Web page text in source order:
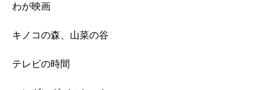
わが映画
キノコの森、山菜の谷
テレビの時間